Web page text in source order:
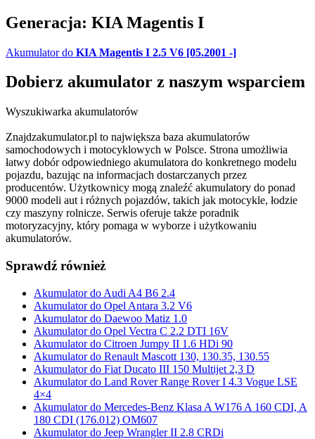
Generacja: KIA Magentis I
Akumulator do KIA Magentis I 2.5 V6 [05.2001 -]
Dobierz akumulator z naszym wsparciem
Wyszukiwarka akumulatorów
Znajdzakumulator.pl to największa baza akumulatorów
samochodowych i motocyklowych w Polsce. Strona umożliwia
łatwy dobór odpowiedniego akumulatora do konkretnego modelu
pojazdu, bazując na informacjach dostarczanych przez
producentów. Użytkownicy mogą znaleźć akumulatory do ponad
9000 modeli aut i różnych pojazdów, takich jak motocykle, łodzie
czy maszyny rolnicze. Serwis oferuje także poradnik
motoryzacyjny, który pomaga w wyborze i użytkowaniu
akumulatorów.
Sprawdź również
Akumulator do Audi A4 B6 2.4
Akumulator do Opel Antara 3.2 V6
Akumulator do Daewoo Matiz 1.0
Akumulator do Opel Vectra C 2.2 DTI 16V
Akumulator do Citroen Jumpy II 1.6 HDi 90
Akumulator do Renault Mascott 130, 130.35, 130.55
Akumulator do Fiat Ducato III 150 Multijet 2,3 D
Akumulator do Land Rover Range Rover I 4.3 Vogue LSE
4×4
Akumulator do Mercedes-Benz Klasa A W176 A 160 CDI, A
180 CDI (176.012) OM607
Akumulator do Jeep Wrangler II 2.8 CRDi